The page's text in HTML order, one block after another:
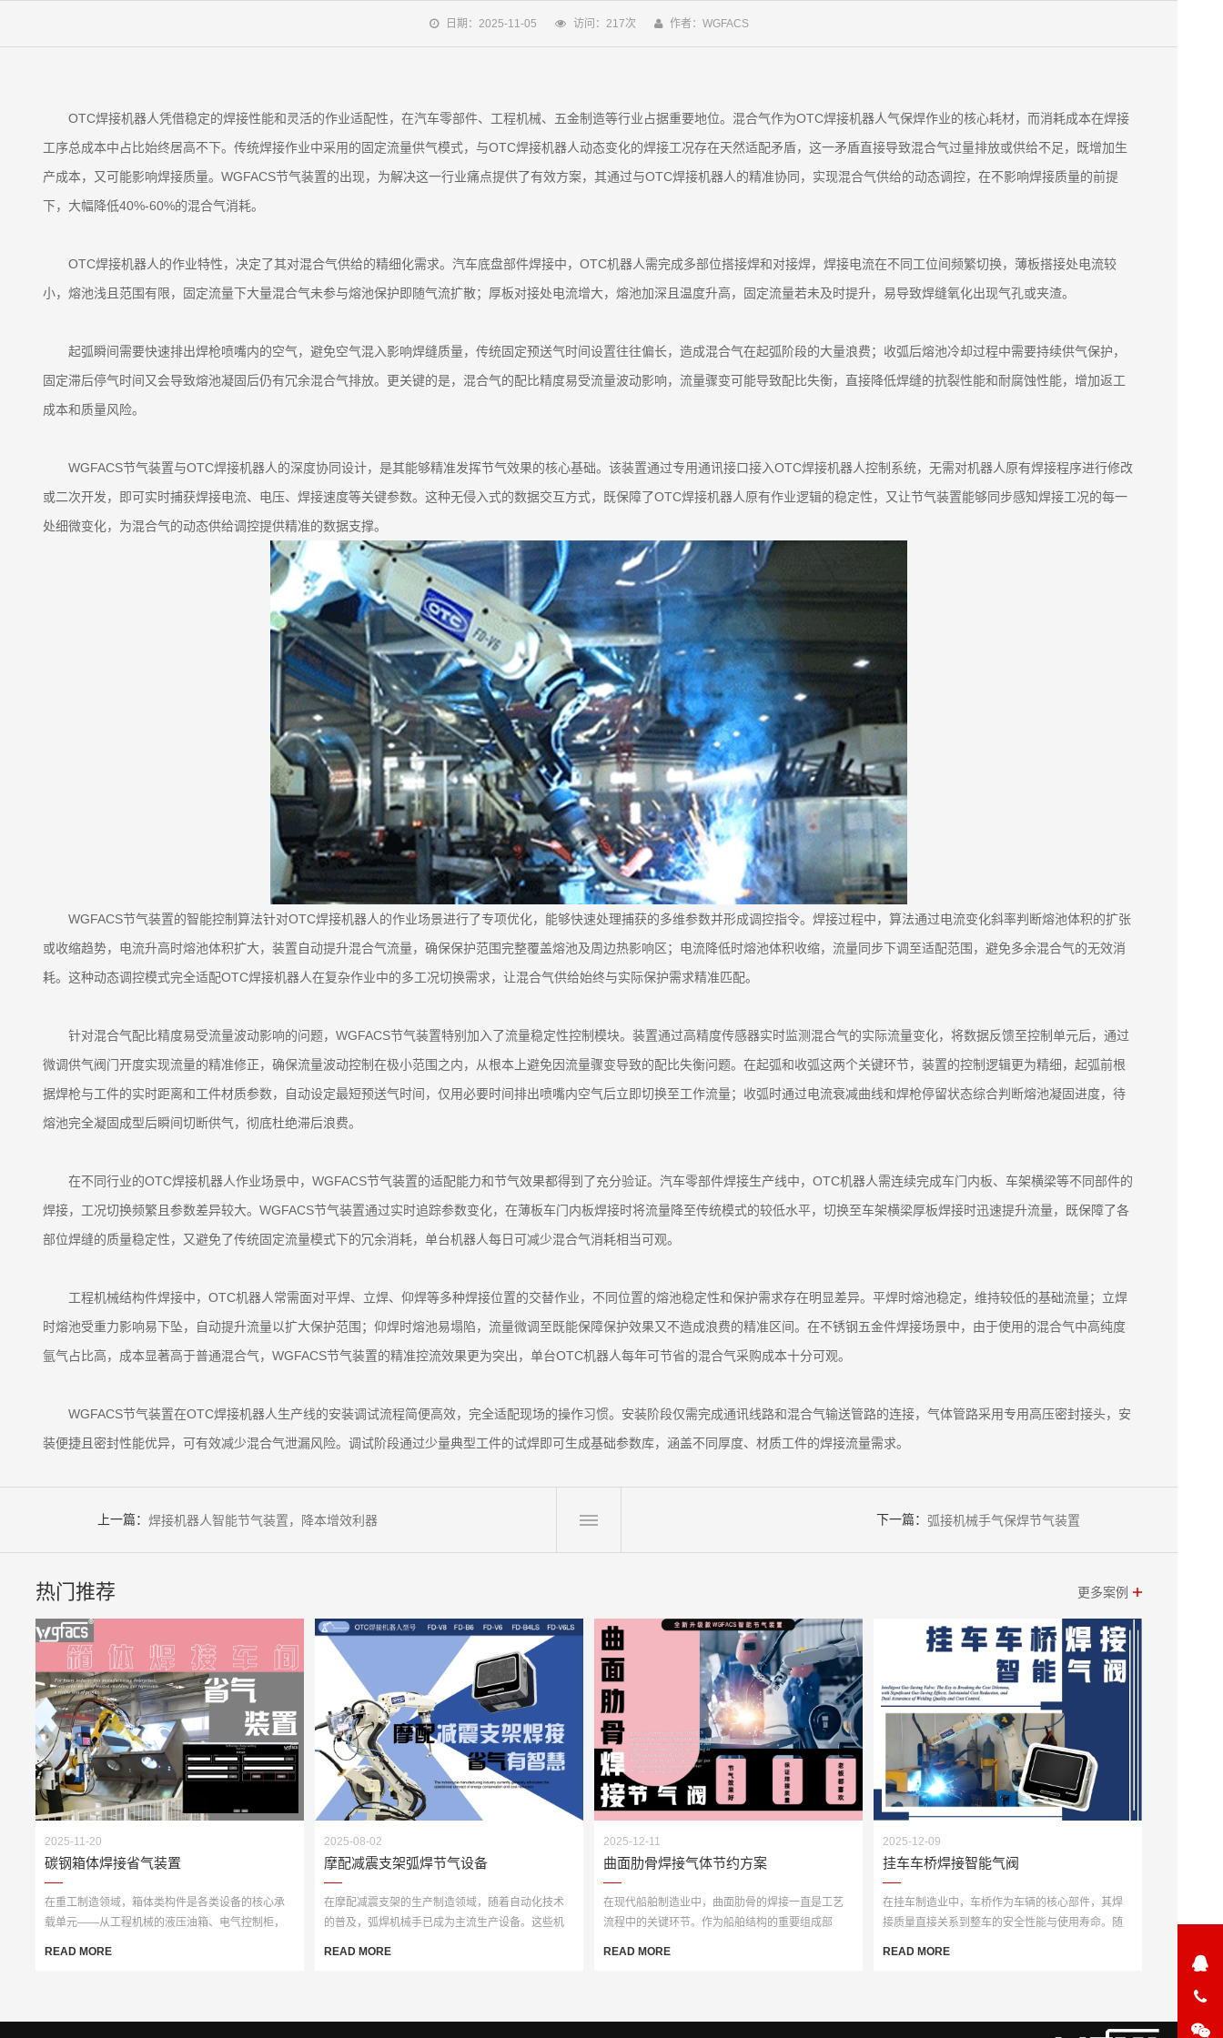
日期：2025-11-05 访问：217次 作者：WGFACS
OTC焊接机器人凭借稳定的焊接性能和灵活的作业适配性，在汽车零部件、工程机械、五金制造等行业占据重要地位。混合气作为OTC焊接机器人气保焊作业的核心耗材，而消耗成本在焊接
工序总成本中占比始终居高不下。传统焊接作业中采用的固定流量供气模式，与OTC焊接机器人动态变化的焊接工况存在天然适配矛盾，这一矛盾直接导致混合气过量排放或供给不足，既增加生
产成本，又可能影响焊接质量。WGFACS节气装置的出现，为解决这一行业痛点提供了有效方案，其通过与OTC焊接机器人的精准协同，实现混合气供给的动态调控，在不影响焊接质量的前提
下，大幅降低40%-60%的混合气消耗。
OTC焊接机器人的作业特性，决定了其对混合气供给的精细化需求。汽车底盘部件焊接中，OTC机器人需完成多部位搭接焊和对接焊，焊接电流在不同工位间频繁切换，薄板搭接处电流较
小，熔池浅且范围有限，固定流量下大量混合气未参与熔池保护即随气流扩散；厚板对接处电流增大，熔池加深且温度升高，固定流量若未及时提升，易导致焊缝氧化出现气孔或夹渣。
起弧瞬间需要快速排出焊枪喷嘴内的空气，避免空气混入影响焊缝质量，传统固定预送气时间设置往往偏长，造成混合气在起弧阶段的大量浪费；收弧后熔池冷却过程中需要持续供气保护，
固定滞后停气时间又会导致熔池凝固后仍有冗余混合气排放。更关键的是，混合气的配比精度易受流量波动影响，流量骤变可能导致配比失衡，直接降低焊缝的抗裂性能和耐腐蚀性能，增加返工
成本和质量风险。
WGFACS节气装置与OTC焊接机器人的深度协同设计，是其能够精准发挥节气效果的核心基础。该装置通过专用通讯接口接入OTC焊接机器人控制系统，无需对机器人原有焊接程序进行修改
或二次开发，即可实时捕获焊接电流、电压、焊接速度等关键参数。这种无侵入式的数据交互方式，既保障了OTC焊接机器人原有作业逻辑的稳定性，又让节气装置能够同步感知焊接工况的每一
处细微变化，为混合气的动态供给调控提供精准的数据支撑。
WGFACS节气装置的智能控制算法针对OTC焊接机器人的作业场景进行了专项优化，能够快速处理捕获的多维参数并形成调控指令。焊接过程中，算法通过电流变化斜率判断熔池体积的扩张
或收缩趋势，电流升高时熔池体积扩大，装置自动提升混合气流量，确保保护范围完整覆盖熔池及周边热影响区；电流降低时熔池体积收缩，流量同步下调至适配范围，避免多余混合气的无效消
耗。这种动态调控模式完全适配OTC焊接机器人在复杂作业中的多工况切换需求，让混合气供给始终与实际保护需求精准匹配。
针对混合气配比精度易受流量波动影响的问题，WGFACS节气装置特别加入了流量稳定性控制模块。装置通过高精度传感器实时监测混合气的实际流量变化，将数据反馈至控制单元后，通过
微调供气阀门开度实现流量的精准修正，确保流量波动控制在极小范围之内，从根本上避免因流量骤变导致的配比失衡问题。在起弧和收弧这两个关键环节，装置的控制逻辑更为精细，起弧前根
据焊枪与工件的实时距离和工件材质参数，自动设定最短预送气时间，仅用必要时间排出喷嘴内空气后立即切换至工作流量；收弧时通过电流衰减曲线和焊枪停留状态综合判断熔池凝固进度，待
熔池完全凝固成型后瞬间切断供气，彻底杜绝滞后浪费。
在不同行业的OTC焊接机器人作业场景中，WGFACS节气装置的适配能力和节气效果都得到了充分验证。汽车零部件焊接生产线中，OTC机器人需连续完成车门内板、车架横梁等不同部件的
焊接，工况切换频繁且参数差异较大。WGFACS节气装置通过实时追踪参数变化，在薄板车门内板焊接时将流量降至传统模式的较低水平，切换至车架横梁厚板焊接时迅速提升流量，既保障了各
部位焊缝的质量稳定性，又避免了传统固定流量模式下的冗余消耗，单台机器人每日可减少混合气消耗相当可观。
工程机械结构件焊接中，OTC机器人常需面对平焊、立焊、仰焊等多种焊接位置的交替作业，不同位置的熔池稳定性和保护需求存在明显差异。平焊时熔池稳定，维持较低的基础流量；立焊
时熔池受重力影响易下坠，自动提升流量以扩大保护范围；仰焊时熔池易塌陷，流量微调至既能保障保护效果又不造成浪费的精准区间。在不锈钢五金件焊接场景中，由于使用的混合气中高纯度
氩气占比高，成本显著高于普通混合气，WGFACS节气装置的精准控流效果更为突出，单台OTC机器人每年可节省的混合气采购成本十分可观。
WGFACS节气装置在OTC焊接机器人生产线的安装调试流程简便高效，完全适配现场的操作习惯。安装阶段仅需完成通讯线路和混合气输送管路的连接，气体管路采用专用高压密封接头，安
装便捷且密封性能优异，可有效减少混合气泄漏风险。调试阶段通过少量典型工件的试焊即可生成基础参数库，涵盖不同厚度、材质工件的焊接流量需求。
上一篇： 焊接机器人智能节气装置，降本增效利器 下一篇： 弧接机械手气保焊节气装置
热门推荐 更多案例
2025-11-20
碳钢箱体焊接省气装置
在重工制造领域，箱体类构件是各类设备的核心承
载单元——从工程机械的液压油箱、电气控制柜，
READ MORE
2025-08-02
摩配减震支架弧焊节气设备
在摩配减震支架的生产制造领域，随着自动化技术
的普及，弧焊机械手已成为主流生产设备。这些机
READ MORE
2025-12-11
曲面肋骨焊接气体节约方案
在现代船舶制造业中，曲面肋骨的焊接一直是工艺
流程中的关键环节。作为船舶结构的重要组成部
READ MORE
2025-12-09
挂车车桥焊接智能气阀
在挂车制造业中，车桥作为车辆的核心部件，其焊
接质量直接关系到整车的安全性能与使用寿命。随
READ MORE